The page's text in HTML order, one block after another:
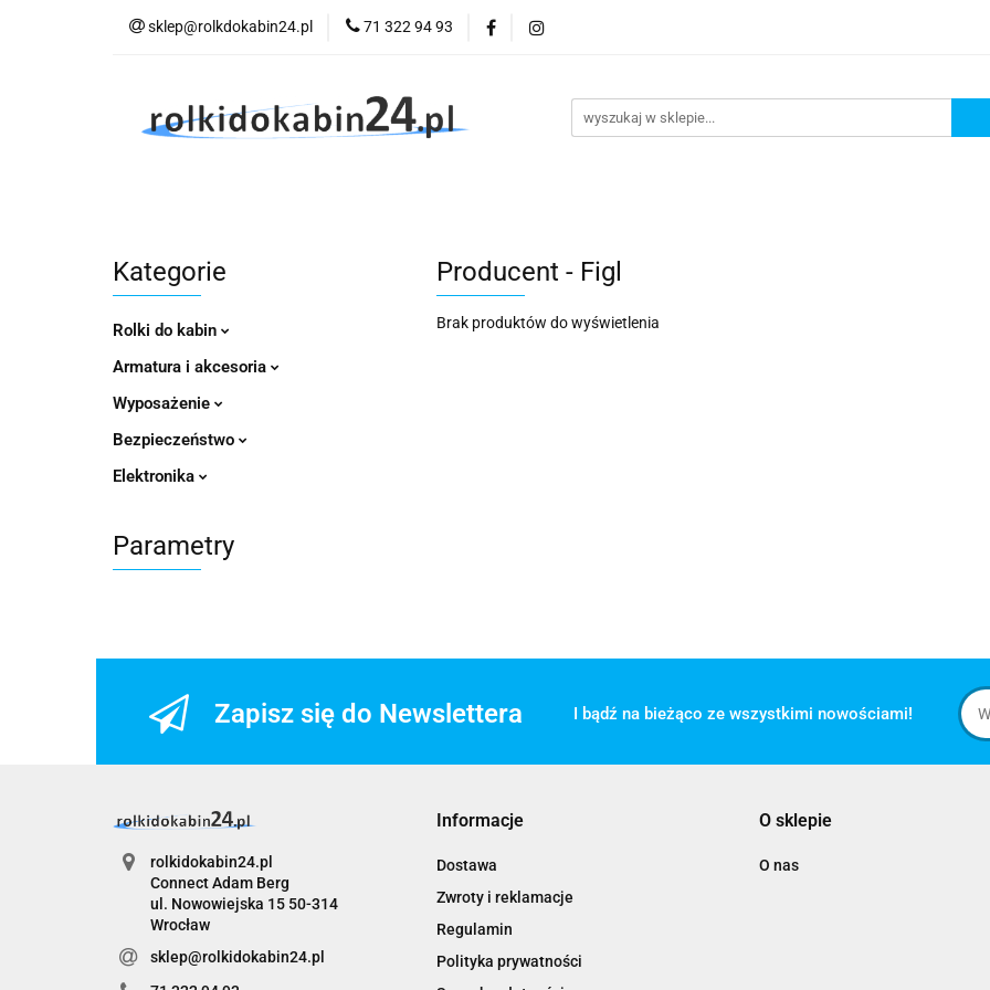
sklep@rolkdokabin24.pl 71 322 94 93
Rolki Armatura
Kategorie
Rolki do kabin
Armatura i akcesoria
Wyposażenie
Bezpieczeństwo
Elektronika
Parametry
Producent - Figl
Brak produktów do wyświetlenia
Zapisz się do Newslettera I bądź na bieżąco ze wszystkimi nowościami!
rolkidokabin24.pl
Connect Adam Berg
ul. Nowowiejska 15 50-314
Wrocław
sklep@rolkidokabin24.pl
Informacje
Dostawa
Zwroty i reklamacje
Regulamin
Polityka prywatności
O sklepie
O nas